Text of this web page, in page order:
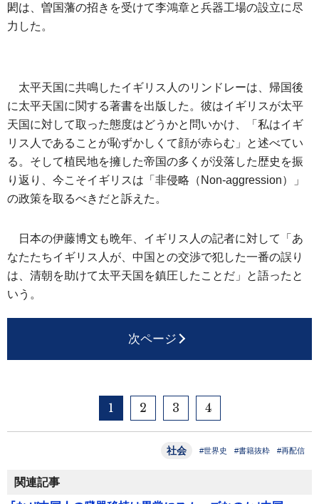
閎は、曽国藩の招きを受けて李鴻章と兵器工場の設立に尽
力した。
太平天国に共鳴したイギリス人のリンドレーは、帰国後
に太平天国に関する著書を出版した。彼はイギリスが太平
天国に対して取った態度はどうかと問いかけ、「私はイギ
リス人であることが恥ずかしくて顔が赤らむ」と述べてい
る。そして植民地を擁した帝国の多くが没落した歴史を振
り返り、今こそイギリスは「非侵略（Non-aggression）」
の政策を取るべきだと訴えた。
日本の伊藤博文も晩年、イギリス人の記者に対して「あ
なたたちイギリス人が、中国との交渉で犯した一番の誤り
は、清朝を助けて太平天国を鎮圧したことだ」と語ったと
いう。
次ページ
1 2 3 4
社会 #世界史 #書籍抜粋 #再配信
関連記事